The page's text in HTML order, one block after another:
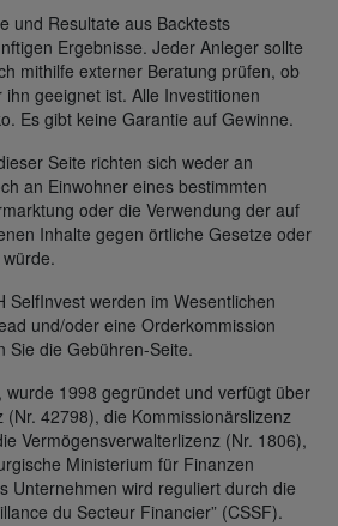
und Resultate aus Backtests
Ergebnisse. Jeder Anleger sollte
mithilfe externer Beratung prüfen, ob
geeignet ist. Alle Investitionen
Es gibt keine Garantie auf Gewinne.
Seite richten sich weder an
an Einwohner eines bestimmten
oder die Verwendung der auf
Inhalte gegen örtliche Gesetze oder
SelfInvest werden im Wesentlichen
und/oder eine Orderkommission
Sie die Gebühren-Seite.
wurde 1998 gegründet und verfügt über
(Nr. 42798), die Kommissionärslizenz
Vermögensverwalterlizenz (Nr. 1806),
Ministerium für Finanzen
Unternehmen wird reguliert durch die
du Secteur Financier” (CSSF).